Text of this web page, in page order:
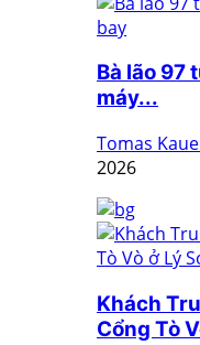
Bà lão 97
máy...
Tomas
2026
Khách
Cổng Tò